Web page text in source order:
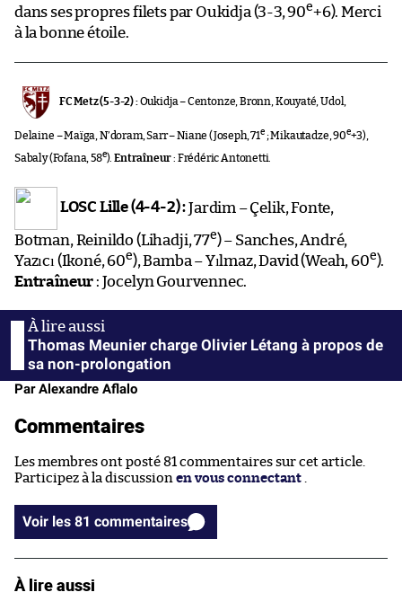
dans ses propres filets par Oukidja (3-3, 90e+6). Merci
à la bonne étoile.
FC Metz (5-3-2) :Oukidja – Centonze, Bronn, Kouyaté, Udol,
Delaine – Maïga, N’doram, Sarr – Niane (Joseph, 71e; Mikautadze, 90e+3),
Sabaly (Fofana, 58e).Entraîneur: Frédéric Antonetti.
LOSC Lille (4-4-2) :Jardim – Çelik, Fonte,
Botman, Reinildo (Lihadji, 77e) – Sanches, André,
Yazıcı (Ikoné, 60e), Bamba – Yılmaz, David (Weah, 60e).
Entraîneur : Jocelyn Gourvennec.
Thomas Meunier charge Olivier Létang à propos de
sa non-prolongation
Par Alexandre Aflalo
Commentaires
Les membres ont posté 81 commentaires sur cet article.
Participez à la discussion en vous connectant
Voir les 81 commentaires
À lire aussi